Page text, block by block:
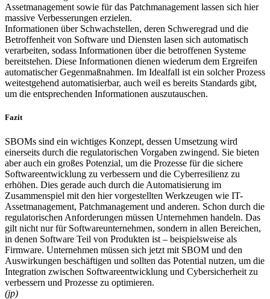
Assetmanagement sowie für das Patchmanagement lassen sich hier
massive Verbesserungen erzielen.
Informationen über Schwachstellen, deren Schweregrad und die
Betroffenheit von Software und Diensten lasen sich automatisch
verarbeiten, sodass Informationen über die betroffenen Systeme
bereitstehen. Diese Informationen dienen wiederum dem Ergreifen
automatischer Gegenmaßnahmen. Im Idealfall ist ein solcher Prozess
weitestgehend automatisierbar, auch weil es bereits Standards gibt,
um die entsprechenden Informationen auszutauschen.
Fazit
SBOMs sind ein wichtiges Konzept, dessen Umsetzung wird
einerseits durch die regulatorischen Vorgaben zwingend. Sie bieten
aber auch ein großes Potenzial, um die Prozesse für die sichere
Softwareentwicklung zu verbessern und die Cyberresilienz zu
erhöhen. Dies gerade auch durch die Automatisierung im
Zusammenspiel mit den hier vorgestellten Werkzeugen wie IT-
Assetmanagement, Patchmanagement und anderen. Schon durch die
regulatorischen Anforderungen müssen Unternehmen handeln. Das
gilt nicht nur für Softwareunternehmen, sondern in allen Bereichen,
in denen Software Teil von Produkten ist – beispielsweise als
Firmware. Unternehmen müssen sich jetzt mit SBOM und den
Auswirkungen beschäftigen und sollten das Potential nutzen, um die
Integration zwischen Softwareentwicklung und Cybersicherheit zu
verbessern und Prozesse zu optimieren.
(jp)